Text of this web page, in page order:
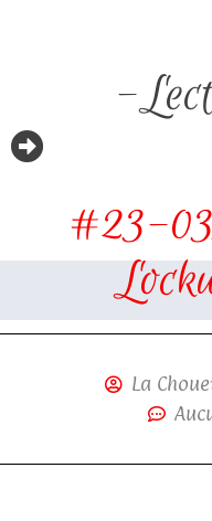
-
#23-
La